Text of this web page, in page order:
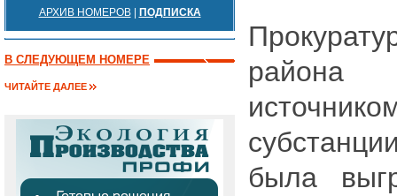
АРХИВ НОМЕРОВ| ПОДПИСКА
В СЛЕДУЮЩЕМ НОМЕРЕ
ЧИТАЙТЕ ДАЛЕЕ
района
была